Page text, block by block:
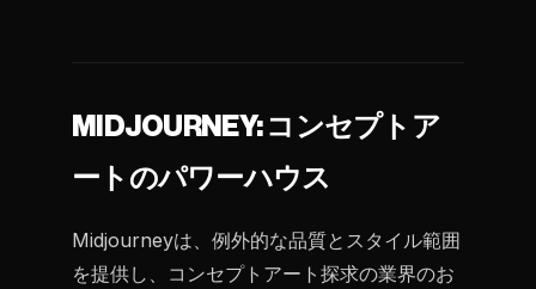
MIDJOURNEY: コンセプトア
ートのパワーハウス
Midjourneyは、例外的な品質とスタイル範囲
を提供し、コンセプトアート探求の業界のお